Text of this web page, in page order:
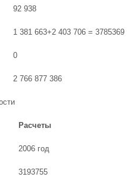
92 938
1 381 663+2 403 706 = 3785369
0
2 766 877 386
Расчеты
2006 год
3193755